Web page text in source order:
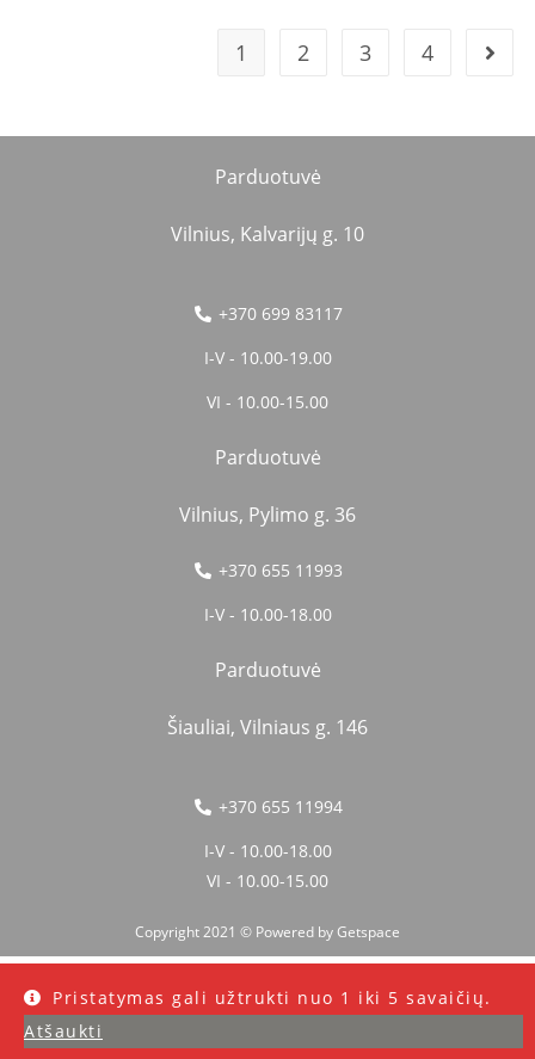
Pristatymas gali užtrukti nuo 1 iki 5 savaičių.
Atšaukti
1 2 3 4
Parduotuvė
Vilnius, Kalvarijų g. 10
+370 699 83117
I-V - 10.00-19.00
VI - 10.00-15.00
Parduotuvė
Vilnius, Pylimo g. 36
+370 655 11993
I-V - 10.00-18.00
Parduotuvė
Šiauliai, Vilniaus g. 146
+370 655 11994
I-V - 10.00-18.00
VI - 10.00-15.00
Copyright 2021 © Powered byGetspace